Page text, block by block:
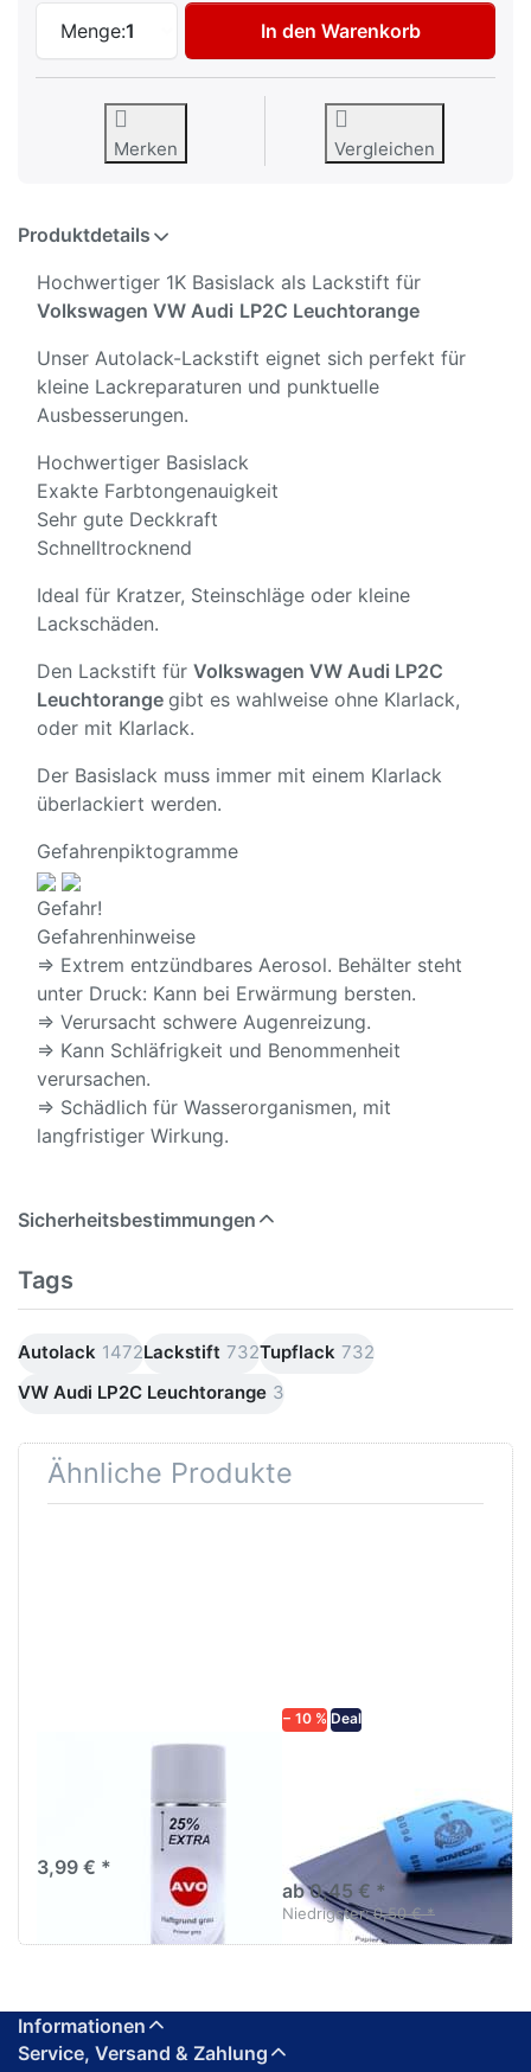
Menge:1
Autolack Lackstift für Volkswagen VW
In den Warenkorb
Merken Vergleichen
Produktdetails
Hochwertiger 1K Basislack als Lackstift für
Volkswagen VW Audi LP2C Leuchtorange
Unser Autolack-Lackstift eignet sich perfekt für
kleine Lackreparaturen und punktuelle
Ausbesserungen.
Hochwertiger Basislack
Exakte Farbtongenauigkeit
Sehr gute Deckkraft
Schnelltrocknend
Ideal für Kratzer, Steinschläge oder kleine
Lackschäden.
Den Lackstift für Volkswagen VW Audi LP2C
Leuchtorange gibt es wahlweise ohne Klarlack,
oder mit Klarlack.
Der Basislack muss immer mit einem Klarlack
überlackiert werden.
Gefahrenpiktogramme
Gefahr!
Gefahrenhinweise
⇒ Extrem entzündbares Aerosol. Behälter steht
unter Druck: Kann bei Erwärmung bersten.
⇒ Verursacht schwere Augenreizung.
⇒ Kann Schläfrigkeit und Benommenheit
verursachen.
⇒ Schädlich für Wasserorganismen, mit
langfristiger Wirkung.
Sicherheitsbestimmungen
Tags
Autolack 1472Lackstift 732Tupflack 732
VW Audi LP2C Leuchtorange 3
Ähnliche Produkte
3,99 € *
− 10 % Deal
diversen Körnungen
Nass-Schleifpapier zur nass
und trocken anwendung
ab 0,45 € *
Niedrigster:0,50 € *
Informationen
Service, Versand & Zahlung